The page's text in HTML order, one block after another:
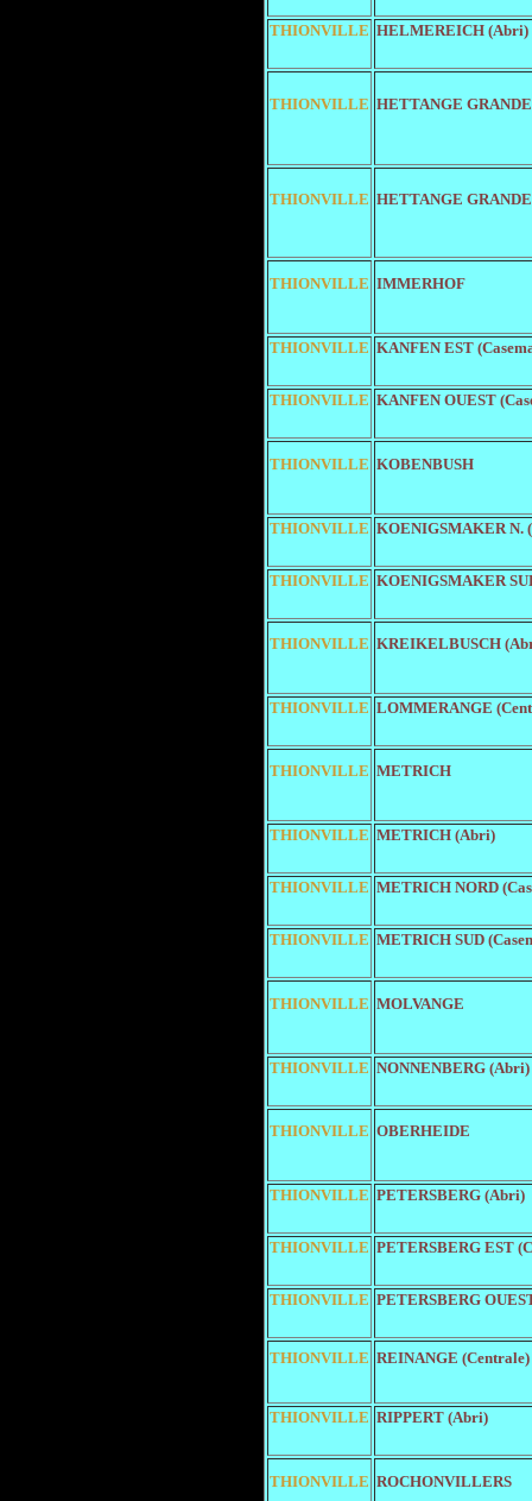
THIONVILLE HELMEREICH (Abri)
THIONVILLE HETTANGE
THIONVILLE HETTANGE
THIONVILLE IMMERHOF
THIONVILLE KANFEN EST
THIONVILLE KANFEN OUEST
THIONVILLE KOBENBUSH
THIONVILLE KOENIGSMAKER N.
THIONVILLE KOENIGSMAKER
THIONVILLE KREIKELBUSCH
THIONVILLE LOMMERANGE
THIONVILLE METRICH
THIONVILLE METRICH (Abri)
THIONVILLE METRICH NORD
THIONVILLE METRICH SUD
THIONVILLE MOLVANGE
THIONVILLE NONNENBERG (Abri)
THIONVILLE OBERHEIDE
THIONVILLE PETERSBERG (Abri)
THIONVILLE PETERSBERG EST
THIONVILLE PETERSBERG
THIONVILLE REINANGE (Centrale)
THIONVILLE RIPPERT (Abri)
THIONVILLE ROCHONVILLERS